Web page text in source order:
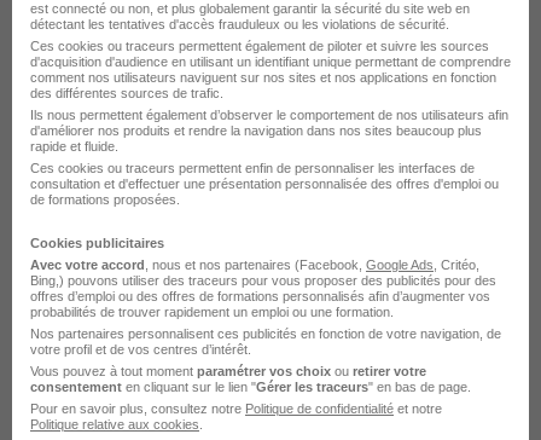
Cariste Materiaux H/F
Groupement Mousquetaires
Avranches - 50 CDI
Voir l’offre
il y a 24 jours
est connecté ou non, et plus globalement garantir la sécurité du site web en
détectant les tentatives d'accès frauduleux ou les violations de sécurité.
Ces cookies ou traceurs permettent également de piloter et suivre les sources
d'acquisition d'audience en utilisant un identifiant unique permettant de comprendre
comment nos utilisateurs naviguent sur nos sites et nos applications en fonction
des différentes sources de trafic.
Ils nous permettent également d’observer le comportement de nos utilisateurs afin
d'améliorer nos produits et rendre la navigation dans nos sites beaucoup plus
rapide et fluide.
Ces cookies ou traceurs permettent enfin de personnaliser les interfaces de
consultation et d'effectuer une présentation personnalisée des offres d'emploi ou
de formations proposées.
Cookies publicitaires
Avec votre accord , nous et nos partenaires (Facebook, Google Ads , Critéo,
Bing,) pouvons utiliser des traceurs pour vous proposer des publicités pour des
offres d’emploi ou des offres de formations personnalisés afin d’augmenter vos
probabilités de trouver rapidement un emploi ou une formation.
Nos partenaires personnalisent ces publicités en fonction de votre navigation, de
votre profil et de vos centres d’intérêt.
Vous pouvez à tout moment paramétrer vos choix ou retirer votre
consentement en cliquant sur le lien "Gérer les traceurs" en bas de page.
Pour en savoir plus, consultez notre Politique de confidentialité et notre
Politique relative aux cookies